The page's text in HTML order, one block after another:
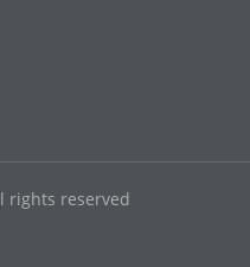
rights reserved